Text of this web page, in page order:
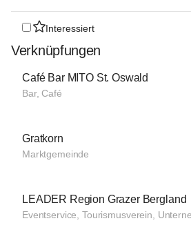
Interessiert
Verknüpfungen
Café Bar MITO St. Oswald
Bar, Café
Gratkorn
Marktgemeinde
LEADER Region Grazer Bergland
Eventservice, Tourismusverein,